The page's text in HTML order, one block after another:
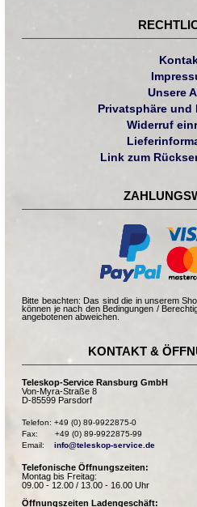
Unsere
Privatsphäre und
Widerruf
Link zum
Bitte beachten: Das sind die in unserem
können je nach den Bedingungen /
angebotenen abweichen.
KONTAKT &
Teleskop-Service Ransburg GmbH
Von-Myra-Straße 8
D-85599 Parsdorf
Telefon: +49 (0) 89-9922875-0
Fax:       +49 (0) 89-9922875-99
Email: info@teleskop-service.de
Telefonische Öffnungszeiten:
Montag bis Freitag:
09.00 - 12.00 / 13.00 - 16.00 Uhr
Öffnungszeiten Ladengeschäft: